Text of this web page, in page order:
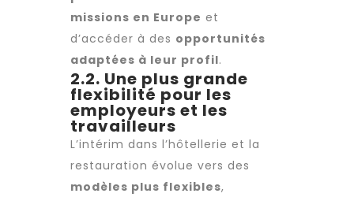
missions en Europe et
d’accéder à des opportunités
adaptées à leur profil.
2.2. Une plus grande
flexibilité pour les
employeurs et les
travailleurs
L’intérim dans l’hôtellerie et la
restauration évolue vers des
modèles plus flexibles,